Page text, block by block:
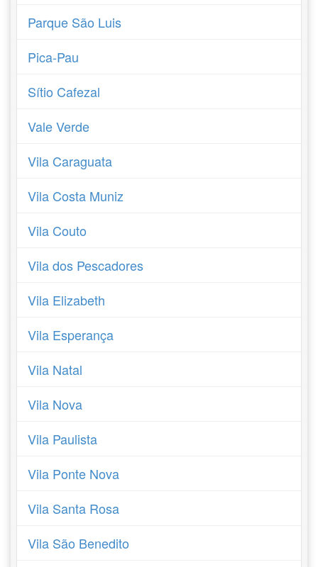
Parque São Luis
Pica-Pau
Sítio Cafezal
Vale Verde
Vila Caraguata
Vila Costa Muniz
Vila Couto
Vila dos Pescadores
Vila Elizabeth
Vila Esperança
Vila Natal
Vila Nova
Vila Paulista
Vila Ponte Nova
Vila Santa Rosa
Vila São Benedito